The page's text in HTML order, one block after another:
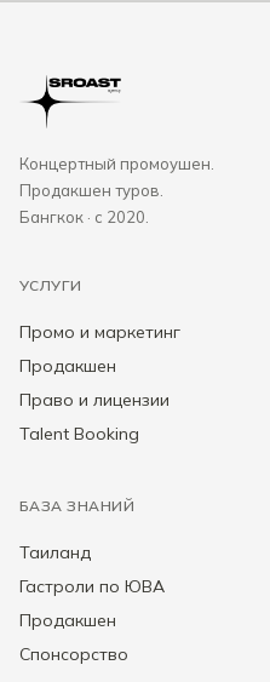
Концертный промоушен.
Продакшен туров.
Бангкок · с 2020.
УСЛУГИ
Промо и маркетинг
Продакшен
Право и лицензии
Talent Booking
БАЗА ЗНАНИЙ
Таиланд
Гастроли по ЮВА
Продакшен
Спонсорство